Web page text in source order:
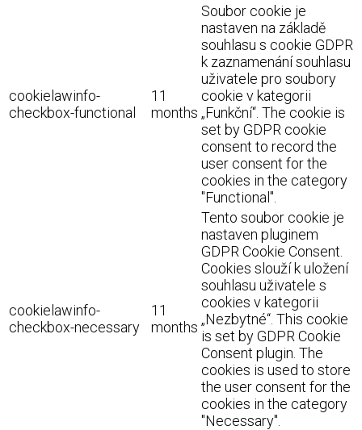
cookielawinfo-
checkbox-functional
11
months
Soubor cookie je
nastaven na základě
souhlasu s cookie GDPR
k zaznamenání souhlasu
uživatele pro soubory
cookie v kategorii
„Funkční“. The cookie is
set by GDPR cookie
consent to record the
user consent for the
cookies in the category
"Functional".
cookielawinfo-
checkbox-necessary
11
months
Tento soubor cookie je
nastaven pluginem
GDPR Cookie Consent.
Cookies slouží k uložení
souhlasu uživatele s
cookies v kategorii
„Nezbytné“. This cookie
is set by GDPR Cookie
Consent plugin. The
cookies is used to store
the user consent for the
cookies in the category
"Necessary".